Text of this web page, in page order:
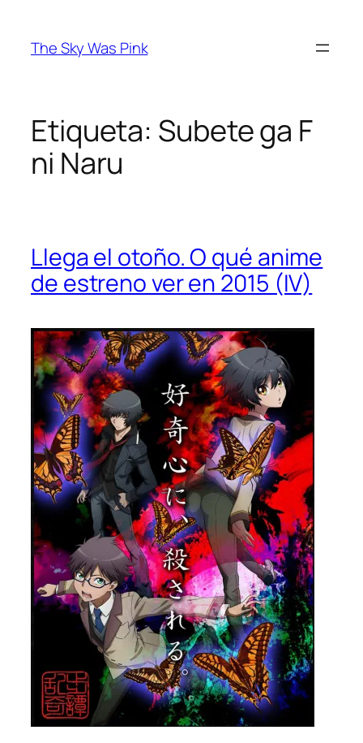
contenido
The Sky Was Pink
Etiqueta: Subete ga F
ni Naru
Llega el otoño. O qué anime
de estreno ver en 2015 (IV)